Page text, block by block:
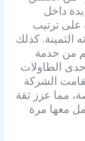
داخل
على ترتيب
الثمينة. كذلك
من خدمة
الطاولات
الشركة
مما عزز ثقة
معها مرة